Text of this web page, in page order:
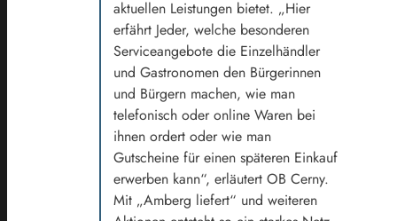
aktuellen Leistungen bietet. „Hier
erfährt Jeder, welche besonderen
Serviceangebote die Einzelhändler
und Gastronomen den Bürgerinnen
und Bürgern machen, wie man
telefonisch oder online Waren bei
ihnen ordert oder wie man
Gutscheine für einen späteren Einkauf
erwerben kann“, erläutert OB Cerny.
Mit „Amberg liefert“ und weiteren